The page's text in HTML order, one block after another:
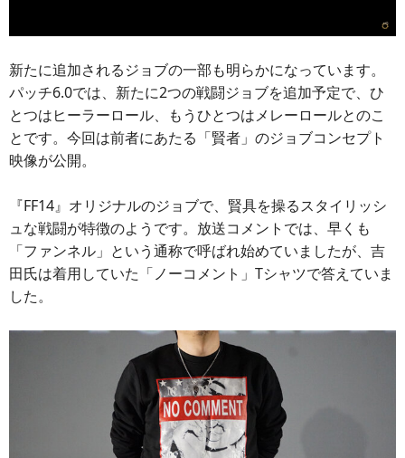
新たに追加されるジョブの一部も明らかになっています。
パッチ6.0では、新たに2つの戦闘ジョブを追加予定で、ひ
とつはヒーラーロール、もうひとつはメレーロールとのこ
とです。今回は前者にあたる「賢者」のジョブコンセプト
映像が公開。
『FF14』オリジナルのジョブで、賢具を操るスタイリッシ
ュな戦闘が特徴のようです。放送コメントでは、早くも
「ファンネル」という通称で呼ばれ始めていましたが、吉
田氏は着用していた「ノーコメント」Tシャツで答えていま
した。